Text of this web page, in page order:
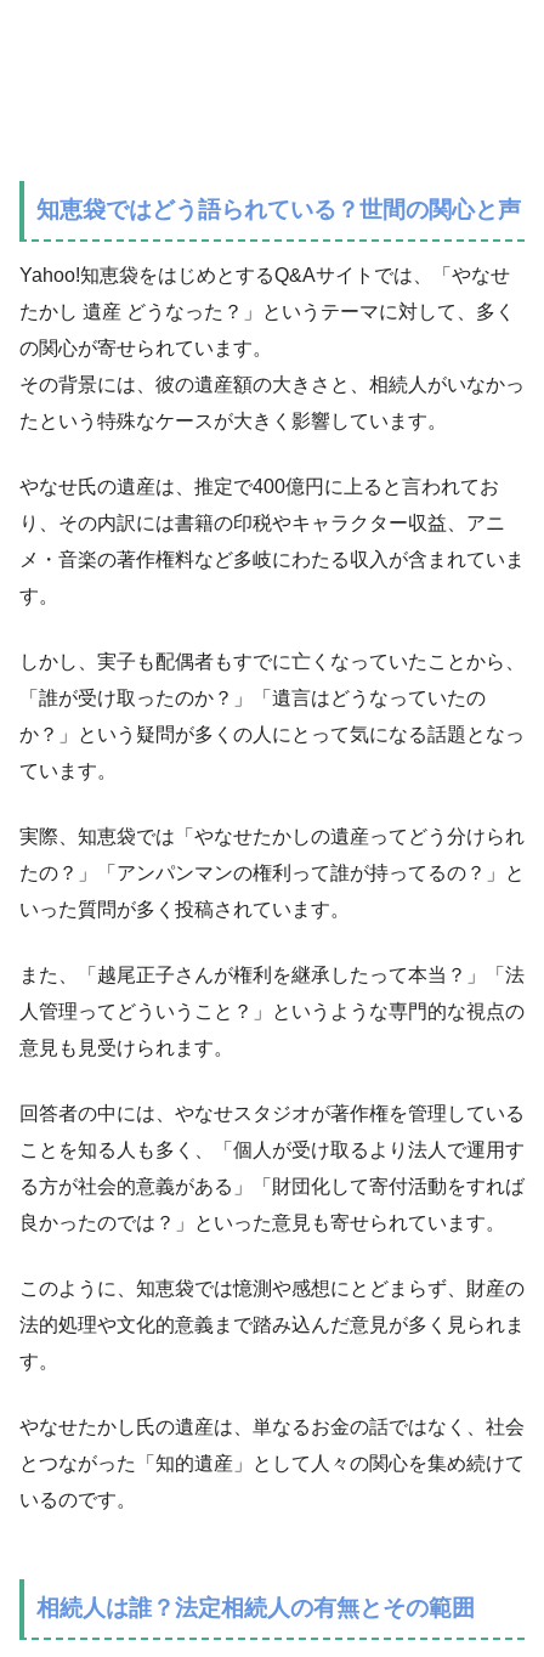
知恵袋ではどう語られている？世間の関心と声
Yahoo!知恵袋をはじめとするQ&Aサイトでは、「やなせ
たかし 遺産 どうなった？」というテーマに対して、多く
の関心が寄せられています。
その背景には、彼の遺産額の大きさと、相続人がいなかっ
たという特殊なケースが大きく影響しています。
やなせ氏の遺産は、推定で400億円に上ると言われてお
り、その内訳には書籍の印税やキャラクター収益、アニ
メ・音楽の著作権料など多岐にわたる収入が含まれていま
す。
しかし、実子も配偶者もすでに亡くなっていたことから、
「誰が受け取ったのか？」「遺言はどうなっていたの
か？」という疑問が多くの人にとって気になる話題となっ
ています。
実際、知恵袋では「やなせたかしの遺産ってどう分けられ
たの？」「アンパンマンの権利って誰が持ってるの？」と
いった質問が多く投稿されています。
また、「越尾正子さんが権利を継承したって本当？」「法
人管理ってどういうこと？」というような専門的な視点の
意見も見受けられます。
回答者の中には、やなせスタジオが著作権を管理している
ことを知る人も多く、「個人が受け取るより法人で運用す
る方が社会的意義がある」「財団化して寄付活動をすれば
良かったのでは？」といった意見も寄せられています。
このように、知恵袋では憶測や感想にとどまらず、財産の
法的処理や文化的意義まで踏み込んだ意見が多く見られま
す。
やなせたかし氏の遺産は、単なるお金の話ではなく、社会
とつながった「知的遺産」として人々の関心を集め続けて
いるのです。
相続人は誰？法定相続人の有無とその範囲